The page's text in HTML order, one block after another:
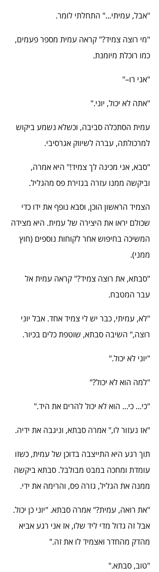
"אבל, עמיתי..." התחלתי לומר.
"מי רוצה צמיד?" קראה עמית מספר פעמים,
כמו רוכלת מיומנת.
"אני רו–"
"אתה לא יכול, יוני."
עמית הסתכלה סביבה, וכשלא נשמע ביקוש
למרכולתה, עברה לשיווק אגרסיבי.
"סבא, אני מכינה לך צמיד!" היא אמרה,
וביקשה ממנו עזרה בגזירת פס מהגליל.
הצמיד הראשון הוכן, וסבא נופף את ידו כדי
שכולם יראו את היצירה של עמית. היא מצידה
המשיכה בחיפוש אחר לקוחות נוספים (חוץ
ממני).
"סבתא, את רוצה צמיד?" קראה עמית אל
עבר המטבח.
"לא, עמיתי, כבר יש לי צמיד אחד. אבל יוני
רוצה," השיבה סבתא, שוטפת כלים בכיור.
"יוני לא יכול."
"למה הוא לא יכול?"
"כי... כי... הוא לא יכול להרים את היד."
"אז נעזור לו," אמרה סבתא, וניגבה את ידיה.
תוך רגע היא התייצבה בדוכן של עמית, כשזו
עומדת ומחכה במבט מבולבל. סבתא ביקשה
ממנה את הגליל, גזרה פס, והרימה את ידי.
"את רואה, עמית?" אמרה סבתא. "יוני כן יכול.
אבל זה גדול מדי ליד שלו, אז אני רגע אביא
מהדק מהחדר ואצמיד לו את זה."
"טוב, סבתא."